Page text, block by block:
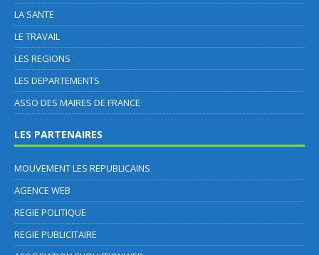
LA SANTE
LE TRAVAIL
LES REGIONS
LES DEPARTEMENTS
ASSO DES MAIRES DE FRANCE
LES PARTENAIRES
MOUVEMENT LES REPUBLICAINS
AGENCE WEB
REGIE POLITIQUE
REGIE PUBLICITAIRE